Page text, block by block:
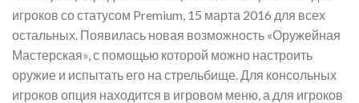
игроков со статусом Premium, 15 марта 2016 для всех
остальных. Появилась новая возможность «Оружейная
Мастерская», с помощью которой можно настроить
оружие и испытать его на стрельбище. Для консольных
игроков опция находится в игровом меню, а для игроков